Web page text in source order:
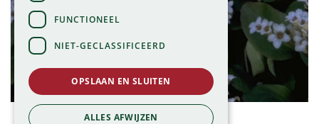
Schoenlappersplant
FUNCTIONEEL
NIET-GECLASSIFICEERD
OPSLAAN EN SLUITEN
ALLES AFWIJZEN